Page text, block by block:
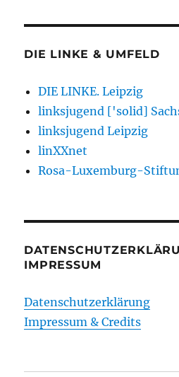
DIE LINKE & UMFELD
DIE LINKE. Leipzig
linksjugend ['solid]
linksjugend Leipzig
linXXnet
Rosa-Luxemburg-
IMPRESSUM
Datenschutzerklärung
Impressum & Credits